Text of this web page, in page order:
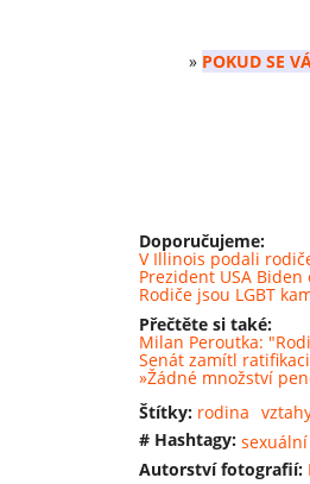
» POKUD SE
Doporučujeme:
V Illinois podali
Prezident USA
Rodiče jsou LGBT
Přečtěte si také:
Milan Peroutka:
Senát zamítl
»Žádné množství
Štítky: rodina
# Hashtagy: sexuální
Autorství fotografií: